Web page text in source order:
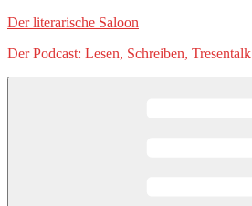
Zum
springen
Der literarische Saloon
Der Podcast: Lesen, Schreiben, Tresentalk